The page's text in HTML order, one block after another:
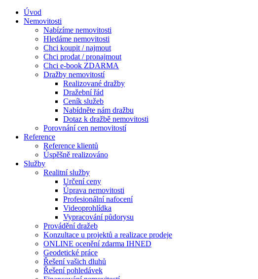
Úvod
Nemovitosti
Nabízíme nemovitosti
Hledáme nemovitosti
Chci koupit / najmout
Chci prodat / pronajmout
Chci e-book ZDARMA
Dražby nemovitostí
Realizované dražby
Dražební řád
Ceník služeb
Nabídněte nám dražbu
Dotaz k dražbě nemovitosti
Porovnání cen nemovitostí
Reference
Reference klientů
Úspěšně realizováno
Služby
Realitní služby
Určení ceny
Úprava nemovitosti
Profesionální nafocení
Videoprohlídka
Vypracování půdorysu
Provádění dražeb
Konzultace u projektů a realizace prodeje
ONLINE ocenění zdarma IHNED
Geodetické práce
Řešení vašich dluhů
Řešení pohledávek